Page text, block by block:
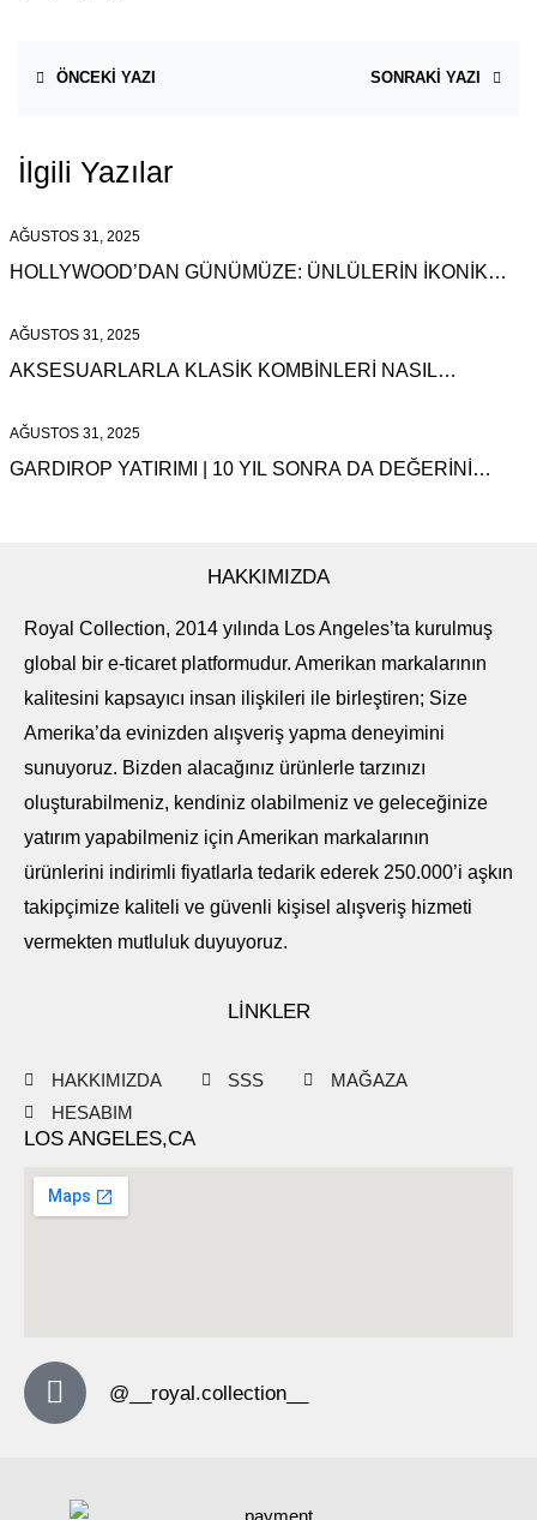
ÖNCEKI YAZI SONRAKI YAZI
İlgili Yazılar
AĞUSTOS 31, 2025
HOLLYWOOD’DAN GÜNÜMÜZE: ÜNLÜLERIN İKONIK
AĞUSTOS 31, 2025
AKSESUARLARLA KLASIK KOMBINLERI NASIL
AĞUSTOS 31, 2025
GARDIROP YATIRIMI | 10 YIL SONRA DA DEĞERINI
HAKKIMIZDA
Royal Collection, 2014 yılında Los Angeles’ta kurulmuş
global bir e-ticaret platformudur. Amerikan markalarının
kalitesini kapsayıcı insan ilişkileri ile birleştiren; Size
Amerika’da evinizden alışveriş yapma deneyimini
sunuyoruz. Bizden alacağınız ürünlerle tarzınızı
oluşturabilmeniz, kendiniz olabilmeniz ve geleceğinize
yatırım yapabilmeniz için Amerikan markalarının
ürünlerini indirimli fiyatlarla tedarik ederek 250.000’i aşkın
takipçimize kaliteli ve güvenli kişisel alışveriş hizmeti
vermekten mutluluk duyuyoruz.
LİNKLER
HAKKIMIZDA SSS
MAĞAZA
HESABIM
LOS ANGELES,CA
@__royal.collection__